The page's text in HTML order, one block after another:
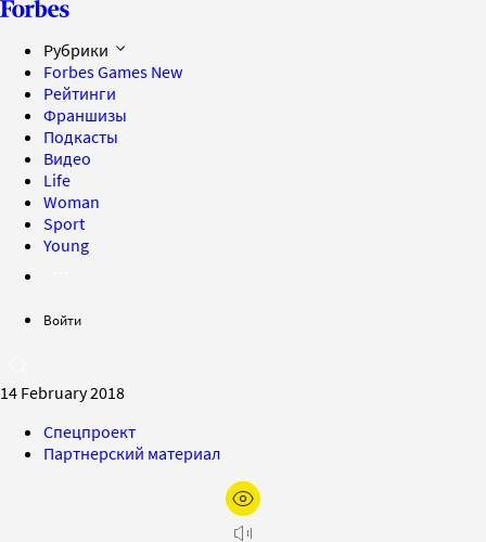
Рубрики
Forbes Games New
Рейтинги
Франшизы
Подкасты
Видео
Life
Woman
Sport
Young
Войти
14 February 2018
Спецпроект
Партнерский материал